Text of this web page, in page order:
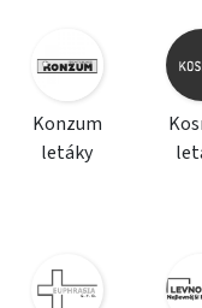
Konzum
letáky